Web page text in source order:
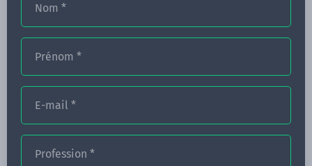
Nom *
Prénom *
E-mail *
Profession *
CONGRÈS
ACTUALITÉS